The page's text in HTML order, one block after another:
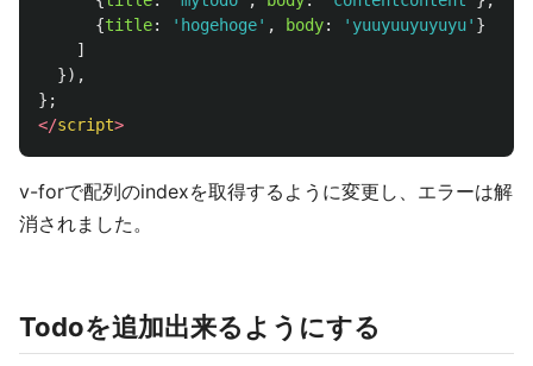
{title: ' hogehoge' , body: ' yuuyuuyuyuyu' }
]
}),
};
</script>
v-forで配列のindexを取得するように変更し、エラーは解
消されました。
Todoを追加出来るようにする